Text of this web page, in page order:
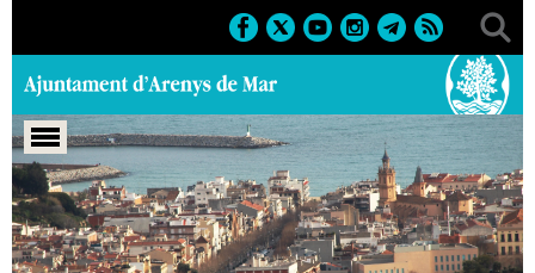
Portada > Agenda > 08-07-
2012 > Marcs > Culturals > 2012 > Sant Zenon 2012